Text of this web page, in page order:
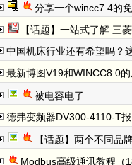
分享一个wincc7.4的
【话题】一站式了解 三菱FX5U
中国机床行业还有希望吗？
最新博图V19和WINCC8.0
被电容电了
德弗变频器DV300-4110-T报NFF故
【话题】两个不同品
Modbus高级通讯教程（